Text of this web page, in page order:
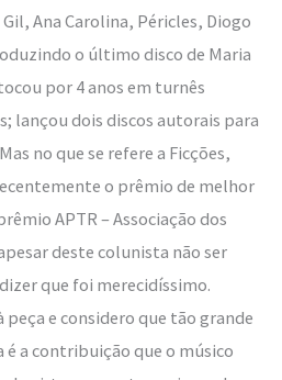
Ana Carolina, Péricles, Diogo
o último disco de Maria
por 4 anos em turnês
lançou dois discos autorais para
no que se refere a Ficções,
o prêmio de melhor
APTR – Associação dos
deste colunista não ser
que foi merecidíssimo.
e considero que tão grande
é a contribuição que o músico